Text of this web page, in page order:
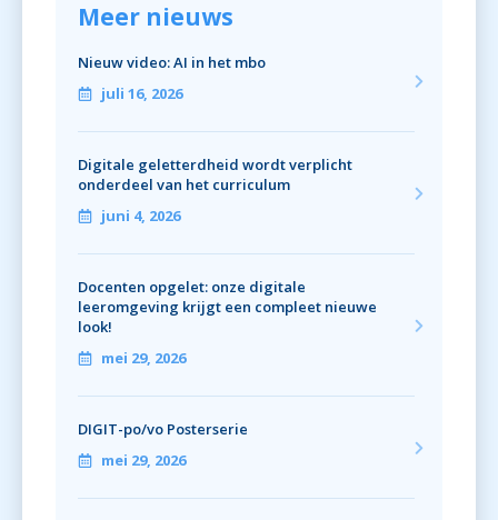
Meer nieuws
Nieuw video: AI in het mbo
juli 16, 2026
Digitale geletterdheid wordt verplicht
onderdeel van het curriculum
juni 4, 2026
Docenten opgelet: onze digitale
leeromgeving krijgt een compleet nieuwe
look!
mei 29, 2026
DIGIT-po/vo Posterserie
mei 29, 2026